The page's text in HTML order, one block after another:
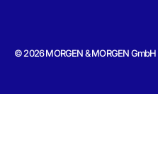
© 2026 MORGEN & MORGEN GmbH